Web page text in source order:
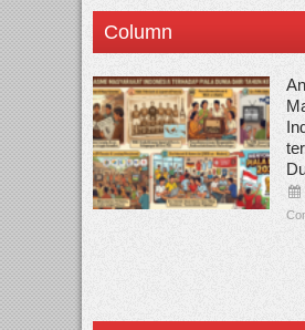
Column